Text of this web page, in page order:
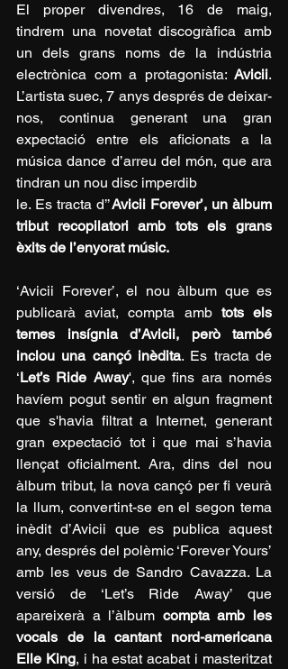
El proper divendres, 16 de maig,
tindrem una novetat discogràfica amb
un dels grans noms de la indústria
electrònica com a protagonista: Avicii.
L’artista suec, 7 anys després de deixar-
nos, continua generant una gran
expectació entre els aficionats a la
música dance d’arreu del món, que ara
tindran un nou disc imperdib
le. Es tracta d’’Avicii Forever’, un àlbum
tribut recopilatori amb tots els grans
èxits de l’enyorat músic.
‘Avicii Forever’, el nou àlbum que es
publicarà aviat, compta amb tots els
temes insígnia d’Avicii, però també
inclou una cançó inèdita. Es tracta de
‘Let’s Ride Away', que fins ara només
havíem pogut sentir en algun fragment
que s'havia filtrat a Internet, generant
gran expectació tot i que mai s’havia
llençat oficialment. Ara, dins del nou
àlbum tribut, la nova cançó per fi veurà
la llum, convertint-se en el segon tema
inèdit d’Avicii que es publica aquest
any, després del polèmic ‘Forever Yours’
amb les veus de Sandro Cavazza. La
versió de ‘Let’s Ride Away’ que
apareixerà a l’àlbum compta amb les
vocals de la cantant nord-americana
Elle King, i ha estat acabat i masteritzat